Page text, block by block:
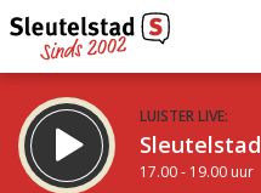
LUISTER LIVE:
17.00 - 19.00 uur